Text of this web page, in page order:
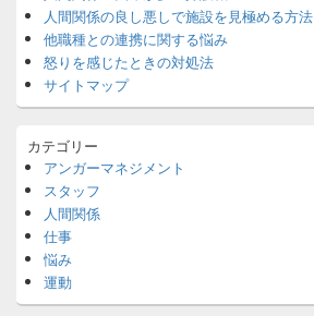
ド
バ
ウ
ィ
ジ
ッ
ト
エ
リ
人間関係の良し悪しで施設を見極める方法
他職種との連携に関する悩み
怒りを感じたときの対処法
サイトマップ
カテゴリー
アンガーマネジメント
スタッフ
人間関係
仕事
悩み
運動